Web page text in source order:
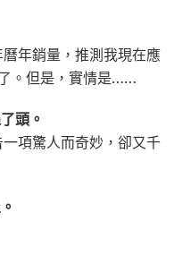
曆年銷量，推測我現在應
。但是，實情是……
頭。
一項驚人而奇妙，卻又千